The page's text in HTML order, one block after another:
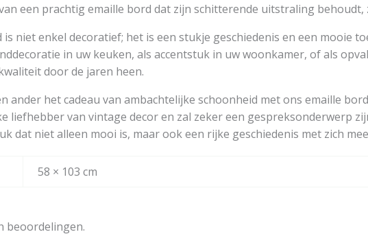
een prachtig emaille bord dat zijn schitterende uitstraling
is niet enkel decoratief; het is een stukje geschiedenis en een mooie
in uw keuken, als accentstuk in uw woonkamer, of als
door de jaren heen.
ander het cadeau van ambachtelijke schoonheid met ons emaille
liefhebber van vintage decor en zal zeker een gespreksonderwerp
dat niet alleen mooi is, maar ook een rijke geschiedenis met zich
58 × 103 cm
beoordelingen.